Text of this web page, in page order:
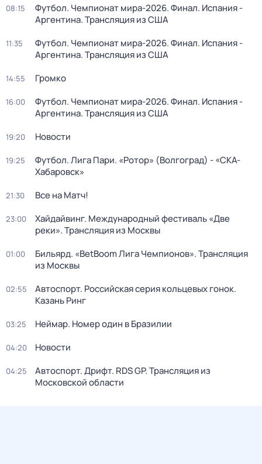
08:15
Футбол. Чемпионат мира-2026. Финал. Испания -
Аргентина. Трансляция из США
11:35
Футбол. Чемпионат мира-2026. Финал. Испания -
Аргентина. Трансляция из США
14:55 Громко
16:00
Футбол. Чемпионат мира-2026. Финал. Испания -
Аргентина. Трансляция из США
19:20 Новости
19:25
Футбол. Лига Пари. «Ротор» (Волгоград) - «СКА-
Хабаровск»
21:30 Все на Матч!
23:00
Хайдайвинг. Международный фестиваль «Две
реки». Трансляция из Москвы
01:00
Бильярд. «BetBoom Лига Чемпионов». Трансляция
из Москвы
02:55
Автоспорт. Российская серия кольцевых гонок.
Казань Ринг
03:25 Неймар. Номер один в Бразилии
04:20 Новости
04:25
Автоспорт. Дрифт. RDS GP. Трансляция из
Московской области